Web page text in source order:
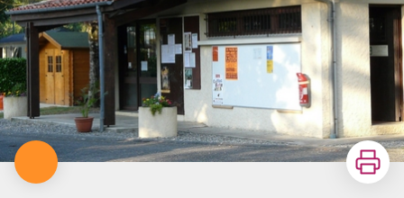
Imprimer